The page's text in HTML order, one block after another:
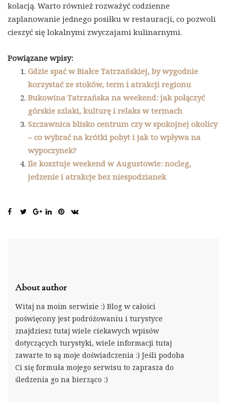
kolacją. Warto również rozważyć codzienne
zaplanowanie jednego posiłku w restauracji, co pozwoli
cieszyć się lokalnymi zwyczajami kulinarnymi.
Powiązane wpisy:
Gdzie spać w Białce Tatrzańskiej, by wygodnie
korzystać ze stoków, term i atrakcji regionu
Bukowina Tatrzańska na weekend: jak połączyć
górskie szlaki, kulturę i relaks w termach
Szczawnica blisko centrum czy w spokojnej okolicy
– co wybrać na krótki pobyt i jak to wpływa na
wypoczynek?
Ile kosztuje weekend w Augustowie: nocleg,
jedzenie i atrakcje bez niespodzianek
About author
Witaj na moim serwisie :) Blog w całości
poświęcony jest podróżowaniu i turystyce
znajdziesz tutaj wiele ciekawych wpisów
dotyczących turystyki, wiele informacji tutaj
zawarte to są moje doświadczenia :) Jeśli podoba
Ci się formuła mojego serwisu to zaprasza do
śledzenia go na bierząco :)